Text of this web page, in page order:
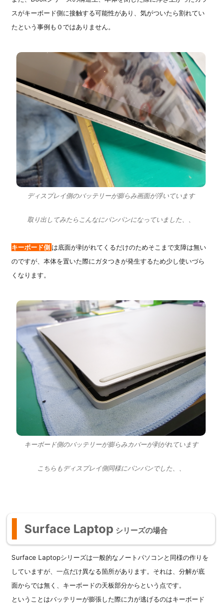
スがキーボード側に接触する可能性があり、気がついたら割れてい
たという事例も０ではありません。
ディスプレイ側のバッテリーが膨らみ画面が浮いています
取り出してみたらこんなにパンパンになっていました、、
キーボード側 は底面が剥がれてくるだけのためそこまで支障は無い
のですが、本体を置いた際にガタつきが発生するため少し使いづら
くなります。
キーボード側のバッテリーが膨らみカバーが剥がれています
こちらもディスプレイ側同様にパンパンでした、、
Surface Laptop シリーズの場合
Surface Laptopシリーズは一般的なノートパソコンと同様の作りを
していますが、一点だけ異なる箇所があります。それは、分解が底
面からでは無く、キーボードの天板部分からという点です。
ということはバッテリーが膨張した際に力が逃げるのはキーボード